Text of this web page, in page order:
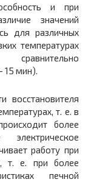
и при
значений
для различных
температурах
15 мин).
восстановителя
т. е. в
более
работу при
т. е. при более
печной